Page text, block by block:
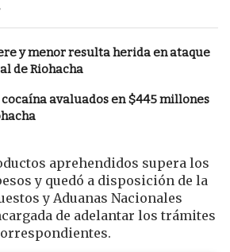
y menor resulta herida en ataque
de Riohacha
avaluados en $445 millones
aprehendidos supera los
y quedó a disposición de la
y Aduanas Nacionales
de adelantar los trámites